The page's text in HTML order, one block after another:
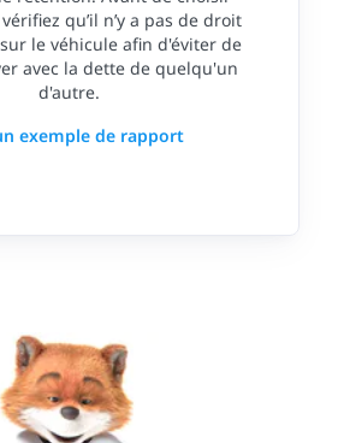
qu’il n’y a pas de droit
le véhicule afin d'éviter de
avec la dette de quelqu'un
d'autre.
exemple de rapport